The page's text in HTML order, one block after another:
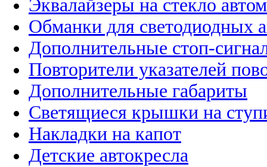
Эквалайзеры на стекло
Обманки для светодиодных
Дополнительные стоп-
Повторители указателей
Дополнительные габариты
Светящиеся крышки на
Накладки на капот
Детские автокресла